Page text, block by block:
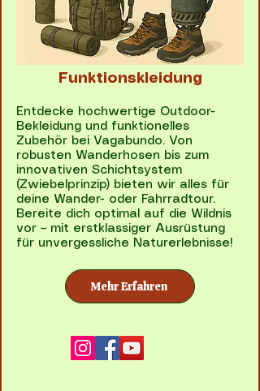
Funktionskleidung
Entdecke hochwertige Outdoor-
Bekleidung und funktionelles
Zubehör bei Vagabundo. Von
robusten Wanderhosen bis zum
innovativen Schichtsystem
(Zwiebelprinzip) bieten wir alles für
deine Wander- oder Fahrradtour.
Bereite dich optimal auf die Wildnis
vor – mit erstklassiger Ausrüstung
für unvergessliche Naturerlebnisse!
Mehr Erfahren